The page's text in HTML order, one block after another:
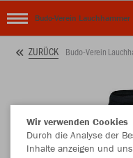
Budo-Verein Lauchhammer
ZURÜCK Budo-Verein
Wir verwenden Cookies
Durch die Analyse der
Inhalte anzeigen und